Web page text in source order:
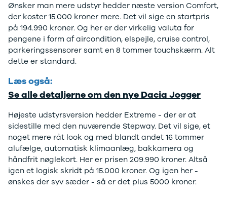
Alpine
A290
Modeller
Anmeldelser
Privatleasing
Tilbud
Modeller
Anmeldelser
Tilbud
Dacia
Sandero
Modeller
Anmeldelser
Privatleasing
Tilbud
2-serie
3-serie
4-serie
5-serie
640i
X1
X5
iX1
iX3
i3
i3s
i4
Z4
BYD
Ønsker man mere udstyr hedder næste version Comfort,
der koster 15.000 kroner mere. Det vil sige en startpris
på 194.990 kroner. Og her er der virkelig valuta for
pengene i form af aircondition, elspejle, cruise control,
parkeringssensorer samt en 8 tommer touchskærm. Alt
dette er standard.
Læs også:
Se alle detaljerne om den nye Dacia Jogger
Højeste udstyrsversion hedder Extreme - der er at
sidestille med den nuværende Stepway. Det vil sige, et
noget mere råt look og med blandt andet 16 tommer
alufælge, automatisk klimaanlæg, bakkamera og
håndfrit nøglekort. Her er prisen 209.990 kroner. Altså
igen et logisk skridt på 15.000 kroner. Og igen her -
ønskes der syv sæder - så er det plus 5000 kroner.